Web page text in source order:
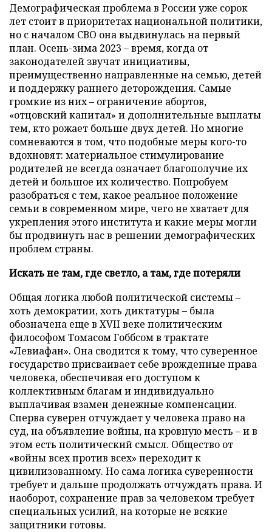
Демографическая проблема в России уже сорок
лет стоит в приоритетах национальной политики,
но с началом СВО она выдвинулась на первый
план. Осень-зима 2023 – время, когда от
законодателей звучат инициативы,
преимущественно направленные на семью, детей
и поддержку раннего деторождения. Самые
громкие из них – ограничение абортов,
«отцовский капитал» и дополнительные выплаты
тем, кто рожает больше двух детей. Но многие
сомневаются в том, что подобные меры кого-то
вдохновят: материальное стимулирование
родителей не всегда означает благополучие их
детей и большое их количество. Попробуем
разобраться с тем, какое реальное положение
семьи в современном мире, чего не хватает для
укрепления этого института и какие меры могли
бы продвинуть нас в решении демографических
проблем страны.
Искать не там, где светло, а там, где потеряли
Общая логика любой политической системы –
хоть демократии, хоть диктатуры – была
обозначена еще в XVII веке политическим
философом Томасом Гоббсом в трактате
«Левиафан». Она сводится к тому, что суверенное
государство присваивает себе врожденные права
человека, обеспечивая его доступом к
коллективным благам и индивидуально
выплачивая взамен денежные компенсации.
Сперва суверен отчуждает у человека право на
суд, на объявление войны, на кровную месть – и в
этом есть политический смысл. Общество от
«войны всех против всех» переходит к
цивилизованному. Но сама логика суверенности
требует и дальше продолжать отчуждать права. И
наоборот, сохранение прав за человеком требует
специальных усилий, на которые не всякие
защитники готовы.